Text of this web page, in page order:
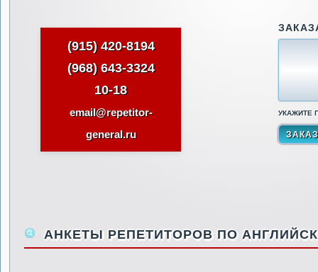
(915) 420-8194
(968) 643-3324
10-18
email@repetitor-
general.ru
УКАЖИТЕ
АНКЕТЫ РЕПЕТИТОРОВ ПО